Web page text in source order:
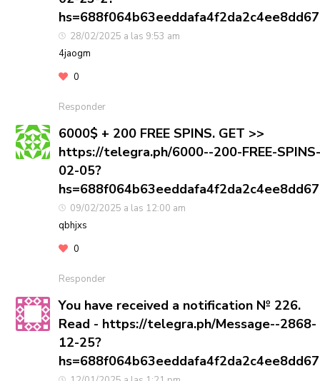
28/02/2025 a las 9:53 am
4jaogm
0
Responder
6000$ + 200 FREE SPINS. GET >>
https://telegra.ph/6000--200-FREE-
02-05?
09/02/2025 a las 12:00 am
qbhjxs
0
Responder
You have received a notification № 226.
Read - https://telegra.ph/Message--2868-
12-25?